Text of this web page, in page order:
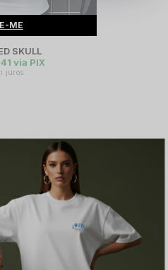
ME
SKULL
via PIX
juros